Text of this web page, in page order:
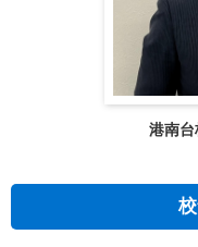
港南